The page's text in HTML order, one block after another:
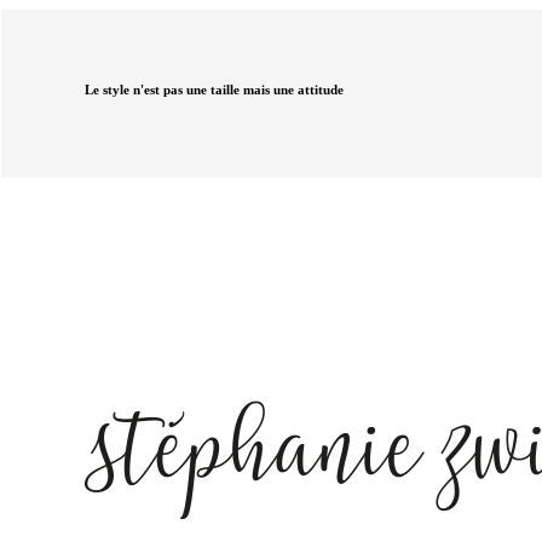
Le style n'est pas une taille mais une attitude